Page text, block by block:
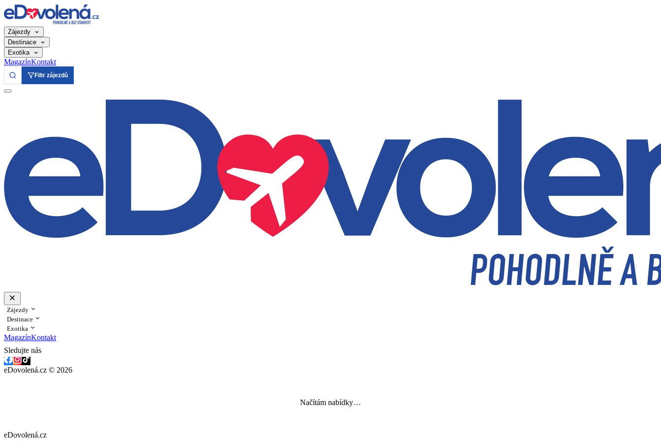
Zájezdy
Destinace
Exotika
MagazínKontakt
Filtr zájezdů
Zájezdy
Destinace
Exotika
MagazínKontakt
Sledujte nás
eDovolená.cz © 2026
Načítám nabídky…
eDovolená.cz